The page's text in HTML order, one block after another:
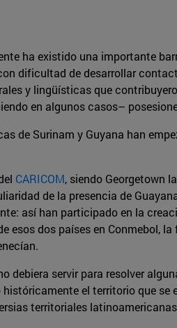
ha existido una importante
dificultad de desarrollar
y lingüísticas que
en algunos casos–
de Surinam y Guyana han
CARICOM, siendo Georgetown
de la presencia de
así han participado en la
esos dos países en Conmebol, la
debiera servir para resolver
el territorio que se
territoriales